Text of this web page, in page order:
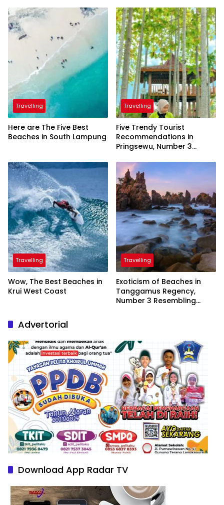
Travelling
Here are The Five Best
Beaches in South Lampung
Travelling
Five Trendy Tourist
Recommendations in
Pringsewu, Number 3
President
Travelling
Wow, The Best Beaches in
Krui West Coast
Travelling
Exoticism of Beaches in
Tanggamus Regency,
Number 3 Resembling
Advertorial
Download App Radar TV